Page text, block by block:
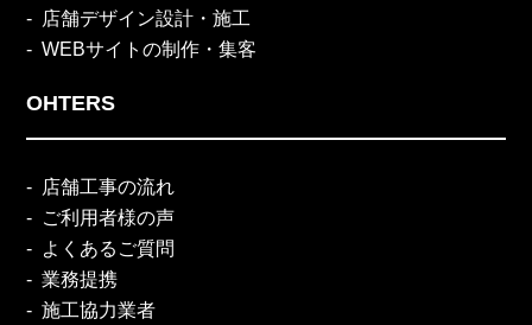
店舗デザイン設計・施工
WEBサイトの制作・集客
OHTERS
店舗工事の流れ
ご利用者様の声
よくあるご質問
業務提携
施工協力業者